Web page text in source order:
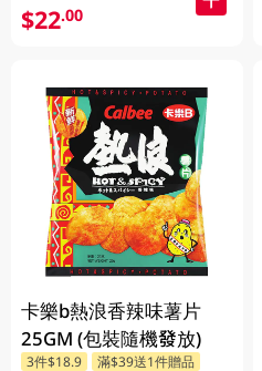
$22.00
卡樂b熱浪香辣味薯片
25GM (包裝隨機發放)
3件$18.9 滿$39送1件贈品